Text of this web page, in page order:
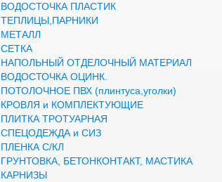
ВОДОСТОЧКА ПЛАСТИК
ТЕПЛИЦЫ,ПАРНИКИ
МЕТАЛЛ
СЕТКА
НАПОЛЬНЫЙ ОТДЕЛОЧНЫЙ МАТЕРИАЛ
ВОДОСТОЧКА ОЦИНК.
ПОТОЛОЧНОЕ ПВХ (плинтуса,уголки)
КРОВЛЯ и КОМПЛЕКТУЮЩИЕ
ПЛИТКА ТРОТУАРНАЯ
СПЕЦОДЕЖДА и СИЗ
ПЛЕНКА С/КЛ
ГРУНТОВКА, БЕТОНКОНТАКТ, МАСТИКА
КАРНИЗЫ